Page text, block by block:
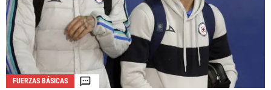
FUERZAS BÁSICAS